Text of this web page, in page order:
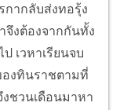
กากลับส่งทอรุ้ง
จึงต้องจากกันทั้ง
เวหาเรียนจบ
องทินราชตามที่
งชวนเดือนมาหา